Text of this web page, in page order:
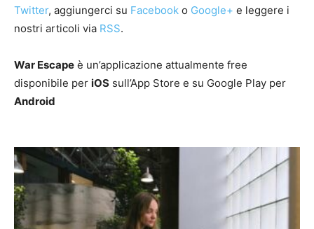
Twitter, aggiungerci su Facebook o Google+ e leggere i
nostri articoli via RSS.
War Escape è un’applicazione attualmente free
disponibile per iOS sull’App Store e su Google Play per
Android